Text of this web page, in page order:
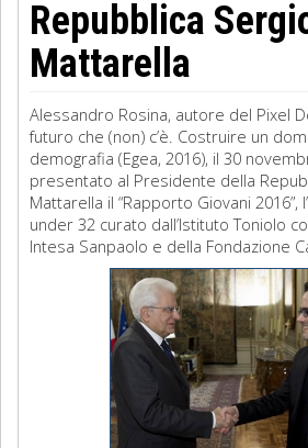
Repubblica
Mattarella
Alessandro Rosina, autore del Pixel
futuro che (non) c’è. Costruire un
demografia (Egea, 2016), il 30
presentato al Presidente della
Mattarella il “Rapporto Giovani 2016”,
under 32 curato dall’Istituto Toniolo
Intesa Sanpaolo e della Fondazione